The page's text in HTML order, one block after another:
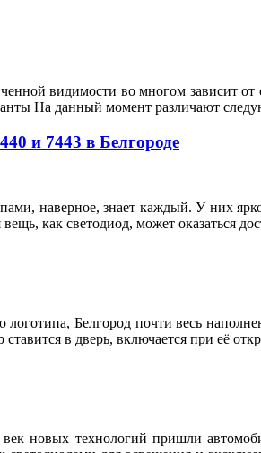
видимости во многом зависит
На данный момент различают
и 7443 в Белгороде
наверное, знает каждый. У них
как светодиод, может оказаться
Белгород почти весь
в дверь, включается при её
новых технологий пришли